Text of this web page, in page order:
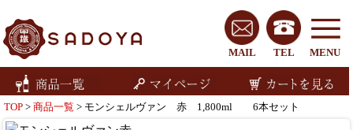
MENU
TEL
MAIL
TOP > 商品一覧 > モンシェルヴァン 赤 1,800ml 6本セット